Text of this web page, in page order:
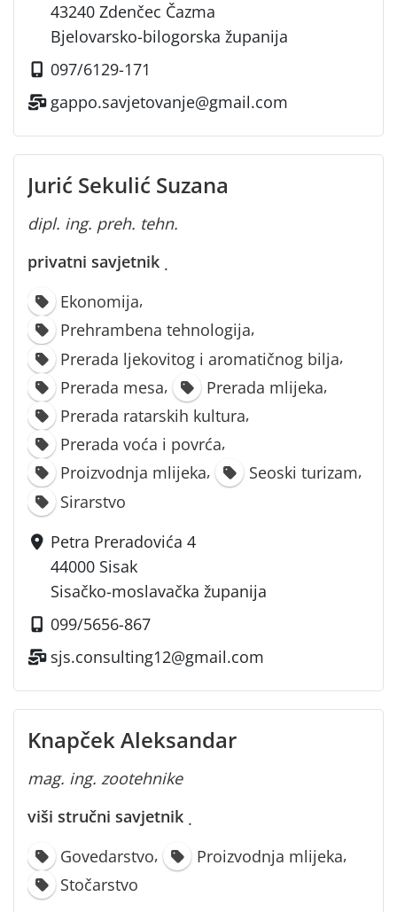
43240 Zdenčec Čazma
Bjelovarsko-bilogorska županija
097/6129-171
gappo.savjetovanje@gmail.com
Jurić Sekulić Suzana
dipl. ing. preh. tehn.
privatni savjetnik ·
Ekonomija,
Prehrambena tehnologija,
Prerada ljekovitog i aromatičnog bilja,
Prerada mesa, Prerada mlijeka,
Prerada ratarskih kultura,
Prerada voća i povrća,
Proizvodnja mlijeka, Seoski turizam,
Sirarstvo
Petra Preradovića 4
44000 Sisak
Sisačko-moslavačka županija
099/5656-867
sjs.consulting12@gmail.com
Knapček Aleksandar
mag. ing. zootehnike
viši stručni savjetnik ·
Govedarstvo, Proizvodnja mlijeka,
Stočarstvo